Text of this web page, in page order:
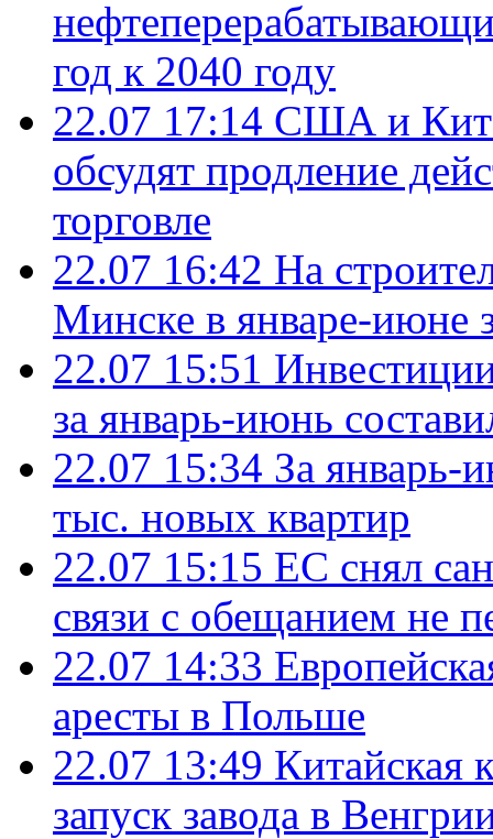
год к 2040 году
22.07 17:14 США и
обсудят продление
торговле
22.07 16:42 На
Минске в январе-июне
22.07 15:51
за январь-июнь
22.07 15:34 За январь-
тыс. новых квартир
22.07 15:15 ЕС снял
связи с обещанием не
22.07 14:33
аресты в Польше
22.07 13:49 Китайская
запуск завода в